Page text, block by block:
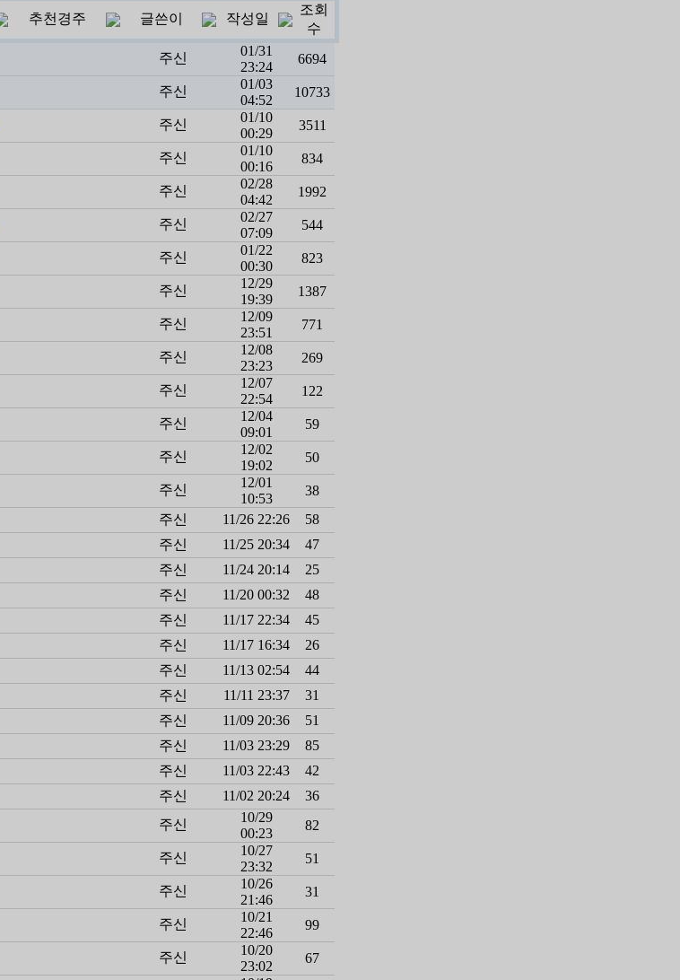
추천경주 글쓴이 작성일
조회
수
주신
01/31
23:24
6694
주신
01/03
04:52
10733
주신
01/10
00:29
3511
주신
01/10
00:16
834
주신
02/28
04:42
1992
주신
02/27
07:09
544
주신
01/22
00:30
823
주신
12/29
19:39
1387
주신
12/09
23:51
771
주신
12/08
23:23
269
주신
12/07
22:54
122
주신
12/04
09:01
59
주신
12/02
19:02
50
주신
12/01
10:53
38
주신 11/26 22:26
58
주신 11/25 20:34
47
주신 11/24 20:14
25
주신 11/20 00:32
48
주신 11/17 22:34
45
주신 11/17 16:34
26
주신 11/13 02:54
44
주신 11/11 23:37
31
주신 11/09 20:36
51
주신 11/03 23:29
85
주신 11/03 22:43
42
주신 11/02 20:24
36
주신
10/29
00:23
82
주신
10/27
23:32
51
주신
10/26
21:46
31
주신
10/21
22:46
99
주신
10/20
23:02
67